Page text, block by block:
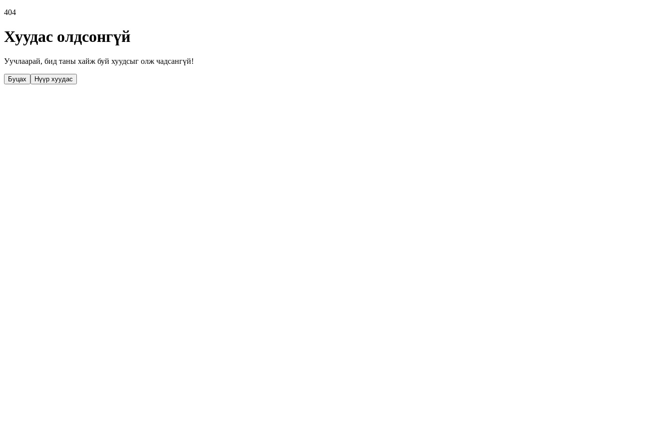
404
Хуудас олдсонгүй
Уучлаарай, бид таны хайж буй хуудсыг олж чадсангүй!
Буцах Нүүр хуудас